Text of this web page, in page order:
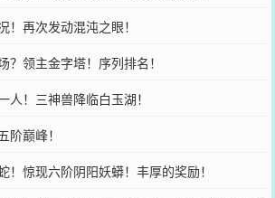
再次发动混沌之眼！
领主金字塔！序列排名！
！三神兽降临白玉湖！
阶巅峰！
！惊现六阶阴阳妖蟒！丰厚的奖励！